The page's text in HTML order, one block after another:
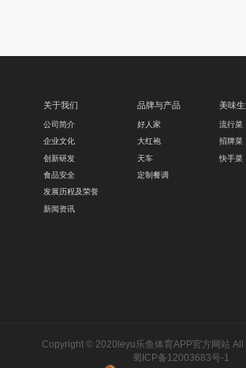
关于我们
公司简介
企业文化
创新研发
食品安全
发展历程及荣誉
新闻资讯
品牌与产品
好人家
大红袍
天车
定制餐调
美味
流行菜
招牌菜
快手菜
Copyright © 2020leyu乐鱼体育APP官方网站
蜀ICP备12003683号-1